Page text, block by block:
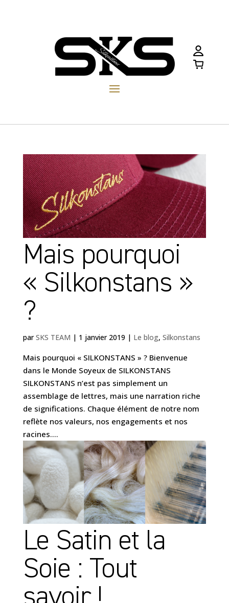
Mais pourquoi
« Silkonstans »
?
parSKS TEAM | 1 janvier 2019 | Le blog, Silkonstans
Mais pourquoi « SILKONSTANS » ? Bienvenue
dans le Monde Soyeux de SILKONSTANS
SILKONSTANS n’est pas simplement un
assemblage de lettres, mais une narration riche
de significations. Chaque élément de notre nom
reflète nos valeurs, nos engagements et nos
racines....
Le Satin et la
Soie : Tout